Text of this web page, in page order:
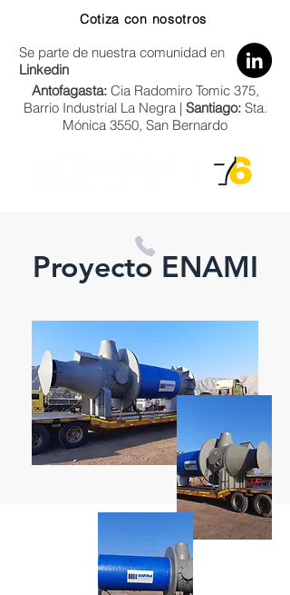
Cotiza con nosotros
Se parte de nuestra comunidad en
Linkedin
Antofagasta:Cia Radomiro Tomic 375,
Barrio Industrial La Negra | Santiago:Sta.
Mónica 3550, San Bernardo
Zona Norte: +56 9 66684858
Proyecto ENAMI